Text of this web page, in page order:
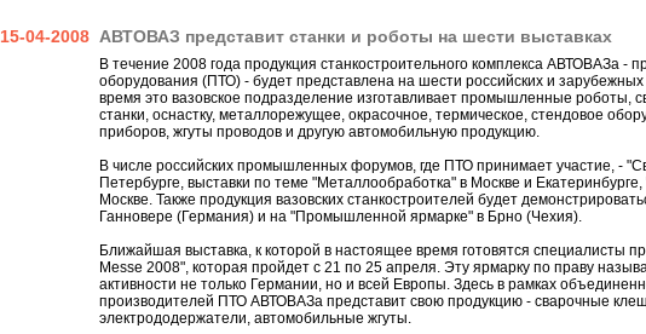
15-04-2008 АВТОВАЗ представит станки и роботы на шести выставках
В течение 2008 года продукция станкостроительного комплекса АВТОВАЗа -
оборудования (ПТО) - будет представлена на шести российских и
время это вазовское подразделение изготавливает промышленные роботы,
станки, оснастку, металлорежущее, окрасочное, термическое, стендовое
приборов, жгуты проводов и другую автомобильную продукцию.
В числе российских промышленных форумов, где ПТО принимает участие, -
Петербурге, выставки по теме "Металлообработка" в Москве и
Москве. Также продукция вазовских станкостроителей будет
Ганновере (Германия) и на "Промышленной ярмарке" в Брно (Чехия).
Ближайшая выставка, к которой в настоящее время готовятся специалисты
Messe 2008", которая пройдет с 21 по 25 апреля. Эту ярмарку по праву
активности не только Германии, но и всей Европы. Здесь в рамках
производителей ПТО АВТОВАЗа представит свою продукцию - сварочные
электрододержатели, автомобильные жгуты.